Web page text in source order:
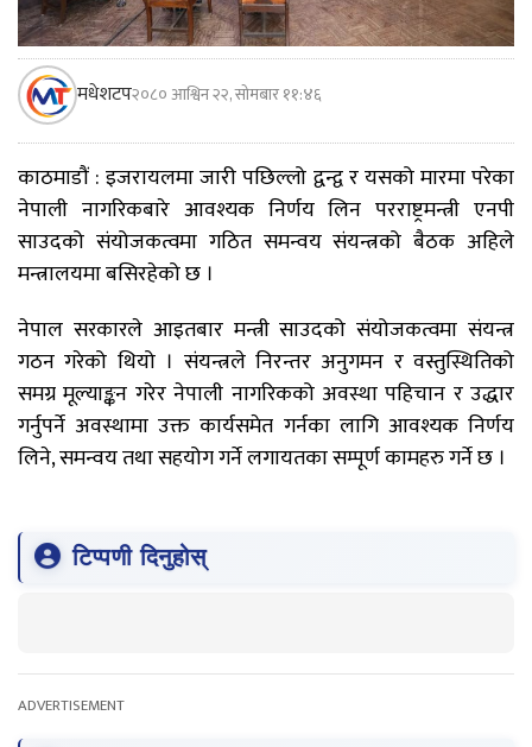
मधेशटप२०८० आश्विन २२, सोमबार ११:४६
काठमाडौं : इजरायलमा जारी पछिल्लो द्वन्द्व र यसको मारमा परेका
नेपाली नागरिकबारे आवश्यक निर्णय लिन परराष्ट्रमन्त्री एनपी
साउदको संयोजकत्वमा गठित समन्वय संयन्त्रको बैठक अहिले
मन्त्रालयमा बसिरहेको छ ।
नेपाल सरकारले आइतबार मन्त्री साउदको संयोजकत्वमा संयन्त्र
गठन गरेको थियो । संयन्त्रले निरन्तर अनुगमन र वस्तुस्थितिको
समग्र मूल्याङ्कन गरेर नेपाली नागरिकको अवस्था पहिचान र उद्धार
गर्नुपर्ने अवस्थामा उक्त कार्यसमेत गर्नका लागि आवश्यक निर्णय
लिने, समन्वय तथा सहयोग गर्ने लगायतका सम्पूर्ण कामहरु गर्ने छ ।
टिप्पणी दिनुहोस्
ADVERTISEMENT